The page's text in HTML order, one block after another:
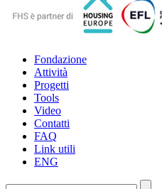
Fondazione
Attività
Progetti
Tools
Video
Contatti
FAQ
Link utili
ENG